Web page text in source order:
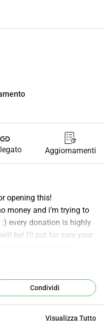
link
Aggiornamenti
opening this!
money and i’m trying to
every donation is highly
be! I’ll put for sure your
manage to get to Usa
a short plot if you
the project!
Condividi
Visualizza Tutto